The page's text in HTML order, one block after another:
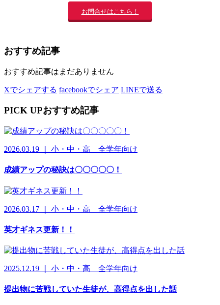
お問合せはこちら！
おすすめ記事
おすすめ記事はまだありません
Xでシェアする facebookでシェア LINEで送る
PICK UPおすすめ記事
2026.03.19 ｜ 小・中・高 全学年向け
成績アップの秘訣は〇〇〇〇〇！
2026.03.17 ｜ 小・中・高 全学年向け
英才ギネス更新！！
2025.12.19 ｜ 小・中・高 全学年向け
提出物に苦戦していた生徒が、高得点を出した話